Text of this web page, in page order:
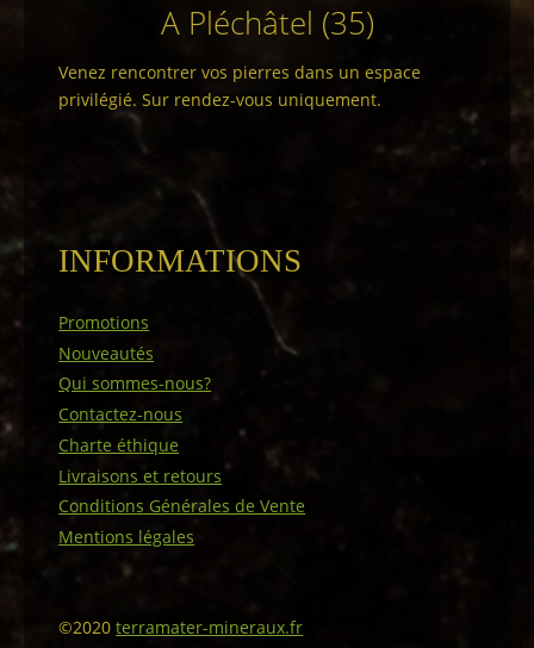
A Pléchâtel (35)
Venez rencontrer vos pierres dans un espace
privilégié. Sur rendez-vous uniquement.
INFORMATIONS
Promotions
Nouveautés
Qui sommes-nous?
Contactez-nous
Charte éthique
Livraisons et retours
Conditions Générales de Vente
Mentions légales
©2020terramater-mineraux.fr